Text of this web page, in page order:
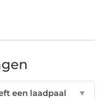
een laadpaal
▼